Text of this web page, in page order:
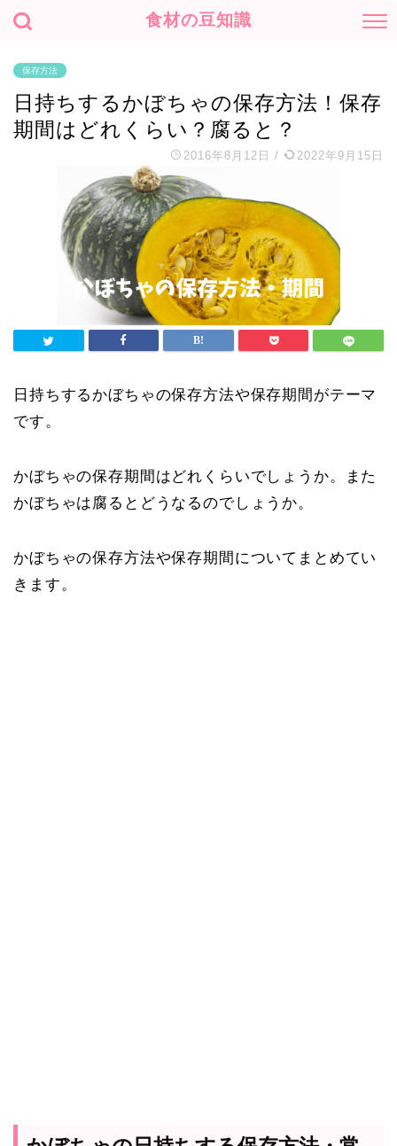
食材の豆知識
保存方法
日持ちするかぼちゃの保存方法！保存
期間はどれくらい？腐ると？
2016年8月12日 / 2022年9月15日
日持ちするかぼちゃの保存方法や保存期間がテーマ
です。
かぼちゃの保存期間はどれくらいでしょうか。また
かぼちゃは腐るとどうなるのでしょうか。
かぼちゃの保存方法や保存期間についてまとめてい
きます。